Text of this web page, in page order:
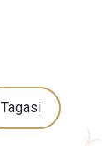
Tagasi